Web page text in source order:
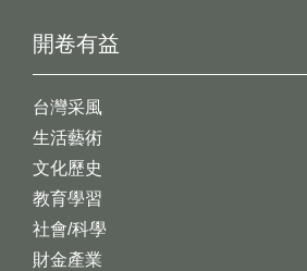
開卷有益
台灣采風
生活藝術
文化歷史
教育學習
社會/科學
財金產業